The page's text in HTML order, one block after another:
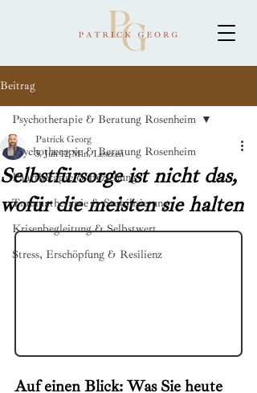
Beitrag
Psychotherapie & Beratung Rosenheim
Paartherapie & Beziehung
Traumatherapie & Stabilisierung
Krisenbegleitung & Selbstwert
Stress, Erschöpfung & Resilienz
Psychotherapie & Beratung Rosenheim
Selbstfürsorge ist nicht das,
wofür die meisten sie halten
Patrick Georg
5. Juli 12 Min. Lesezeit
Auf einen Blick: Was Sie heute